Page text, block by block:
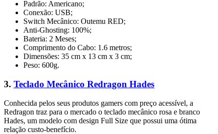
Padrão: Americano;
Conexão: USB;
Switch Mecânico: Outemu RED;
Anti-Ghosting: 100%;
Bateria: 2 Meses;
Comprimento do Cabo: 1.6 metros;
Dimensões: 35 cm x 13 cm x 3 cm;
Peso: 600g.
3. Teclado Mecânico Redragon Hades
Conhecida pelos seus produtos gamers com preço acessível, a
Redragon traz para o mercado o teclado mecânico rosa e branco
Hades, um modelo com design Full Size que possui uma ótima
relação custo-benefício.